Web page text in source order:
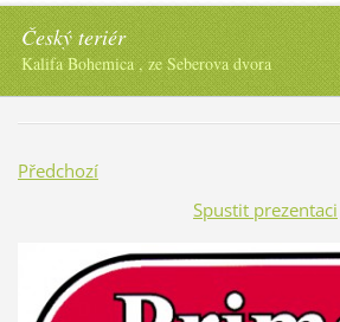
Český teriér
Kalifa Bohemica , ze Seberova dvora
Předchozí
Spustit prezentaci